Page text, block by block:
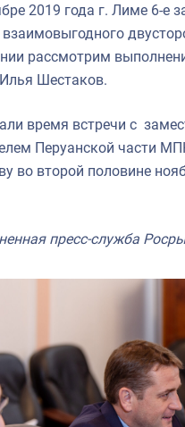
2019 года г. Лиме 6-е
взаимовыгодного
рассмотрим
Шестаков.
время встречи с
Перуанской части
во второй половине
пресс-служба